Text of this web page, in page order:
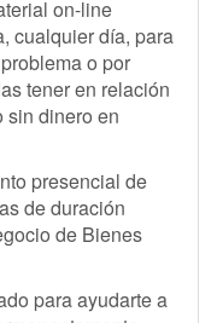
on-line
cualquier día, para
o por
tener en relación
sin dinero en
presencial de
de duración
de Bienes
para ayudarte a